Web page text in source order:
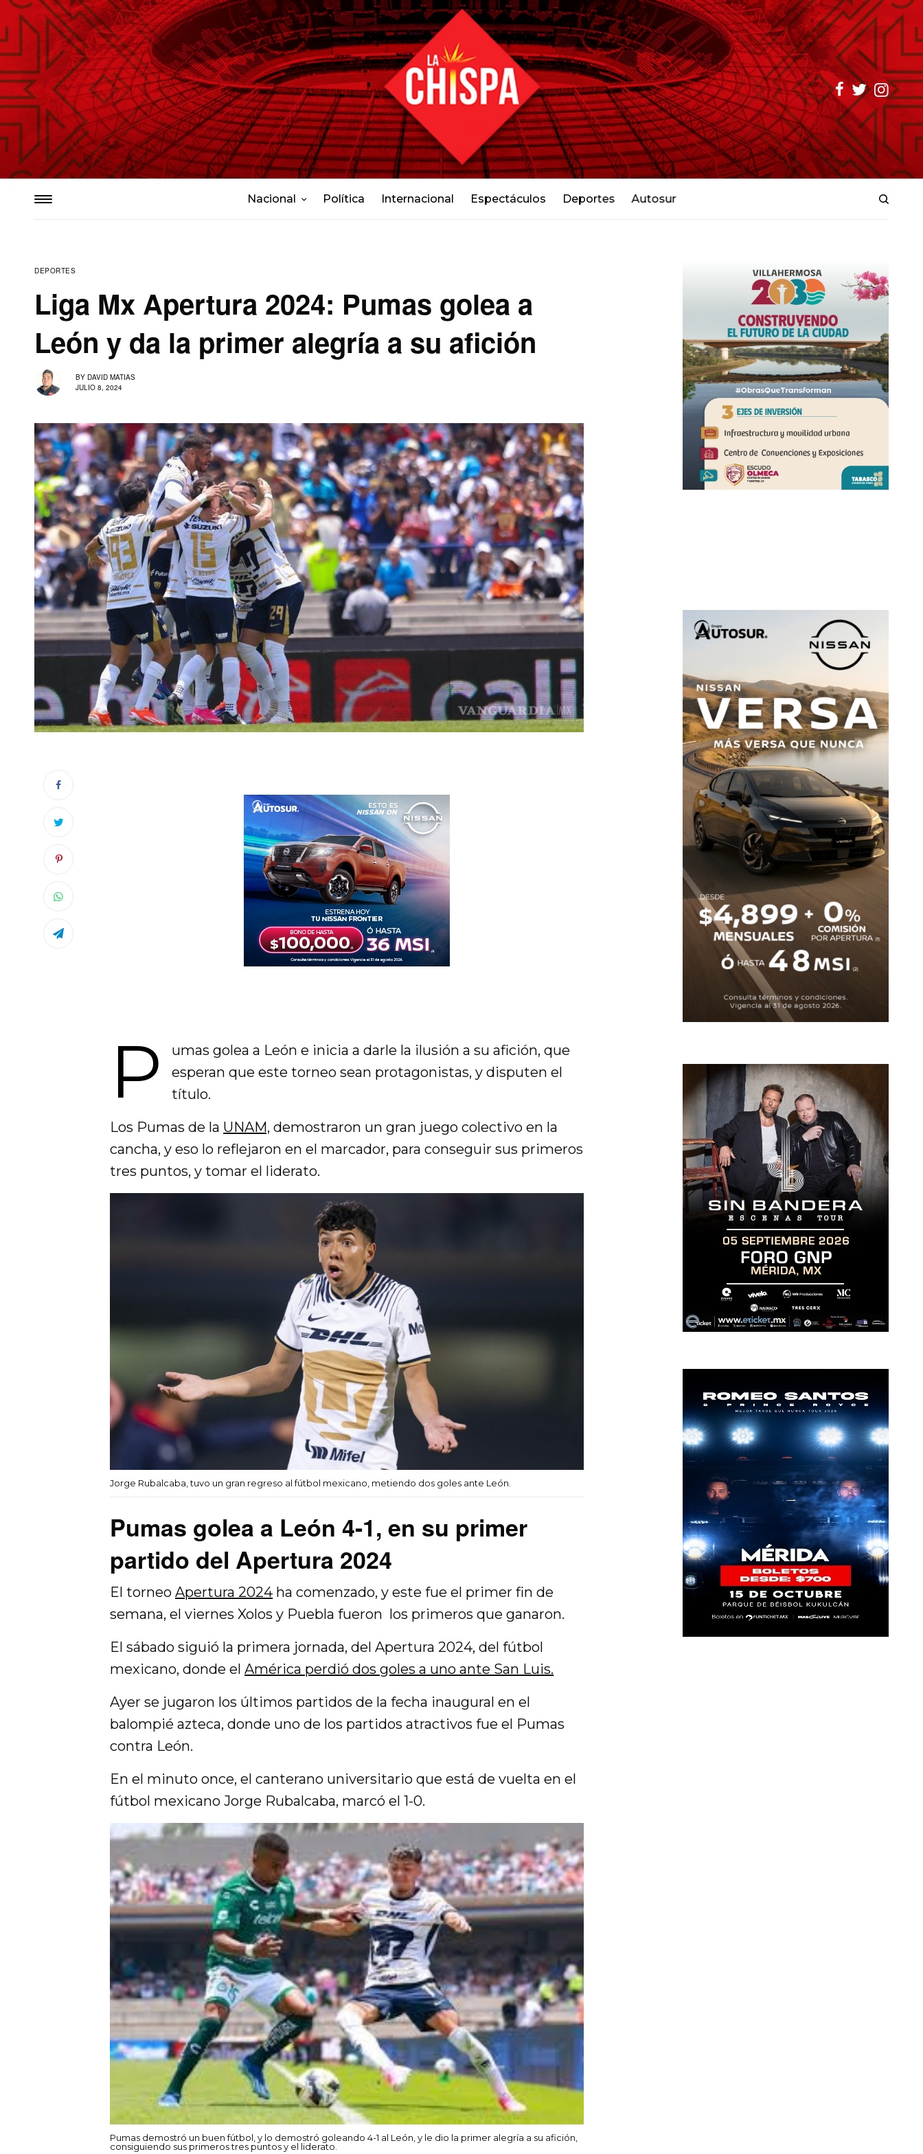
Nacional Política Internacional Espectáculos Deportes Autosur
DEPORTES
Liga Mx Apertura 2024: Pumas golea a
León y da la primer alegría a su afición
BY DAVID MATIAS
JULIO 8, 2024
P
umas golea a León e inicia a darle la ilusión a su afición, que
esperan que este torneo sean protagonistas, y disputen el
título.
Los Pumas de la UNAM, demostraron un gran juego colectivo en la
cancha, y eso lo reflejaron en el marcador, para conseguir sus primeros
tres puntos, y tomar el liderato.
Jorge Rubalcaba, tuvo un gran regreso al fútbol mexicano, metiendo dos goles ante León.
Pumas golea a León 4-1, en su primer
partido del Apertura 2024
El torneoApertura 2024 ha comenzado, y este fue el primer fin de
semana, el viernes Xolos y Puebla fueron los primeros que ganaron.
El sábado siguió la primera jornada, del Apertura 2024, del fútbol
mexicano, donde elAmérica perdió dos goles a uno ante San Luis.
Ayer se jugaron los últimos partidos de la fecha inaugural en el
balompié azteca, donde uno de los partidos atractivos fue el Pumas
contra León.
En el minuto once, el canterano universitario que está de vuelta en el
fútbol mexicano Jorge Rubalcaba, marcó el 1-0.
Pumas demostró un buen fútbol, y lo demostró goleando 4-1 al León, y le dio la primer alegría a su afición,
consiguiendo sus primeros tres puntos y el liderato.